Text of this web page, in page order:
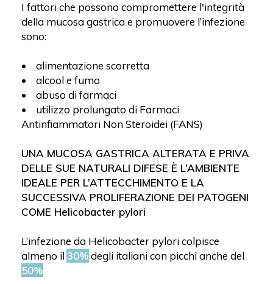
I fattori che possono compromettere l'integrità
della mucosa gastrica e promuovere l’infezione
sono:
• alimentazione scorretta
• alcool e fumo
• abuso di farmaci
• utilizzo prolungato di Farmaci
Antinfiammatori Non Steroidei (FANS)
UNA MUCOSA GASTRICA ALTERATA E PRIVA
DELLE SUE NATURALI DIFESE È L’AMBIENTE
IDEALE PER L’ATTECCHIMENTO E LA
SUCCESSIVA PROLIFERAZIONE DEI PATOGENI
COME Helicobacter pylori
L’infezione da Helicobacter pylori colpisce
almeno il30%degli italiani con picchi anche del
50%